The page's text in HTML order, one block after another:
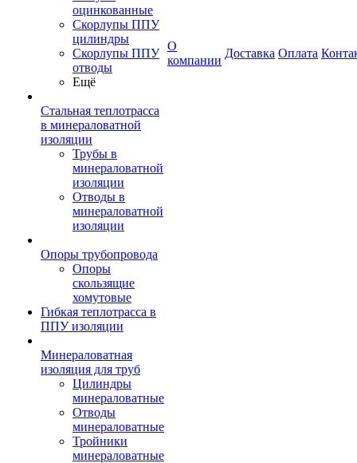
оцинкованные
Скорлупы ППУ
цилиндры
Скорлупы ППУ
отводы
Ещё
Стальная теплотрасса
в минераловатной
изоляции
Трубы в
минераловатной
изоляции
Отводы в
минераловатной
изоляции
Опоры трубопровода
Опоры
скользящие
хомутовые
Гибкая теплотрасса в
ППУ изоляции
Минераловатная
изоляция для труб
Цилиндры
минераловатные
Отводы
минераловатные
Тройники
минераловатные
О
компании
Доставка Оплата